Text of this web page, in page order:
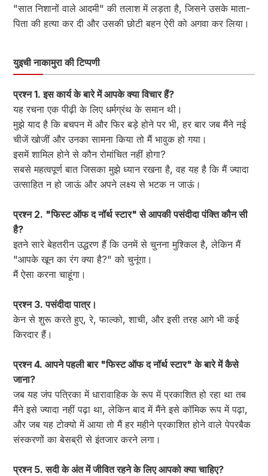
"सात निशानों वाले आदमी" की तलाश में लड़ता है, जिसने उसके माता-
पिता की हत्या कर दी और उसकी छोटी बहन ऐरी को अगवा कर लिया।
युइची नाकामुरा की टिप्पणी
प्रश्न 1. इस कार्य के बारे में आपके क्या विचार हैं?
यह रचना एक पीढ़ी के लिए धर्मग्रंथ के समान थी।
मुझे याद है कि बचपन में और फिर बड़े होने पर भी, हर बार जब मैंने नई
चीजें खोजीं और उनका सामना किया तो मैं भावुक हो गया।
इसमें शामिल होने से कौन रोमांचित नहीं होगा?
सबसे महत्वपूर्ण बात जिसका मुझे ध्यान रखना है, वह यह है कि मैं ज्यादा
उत्साहित न हो जाऊं और अपने लक्ष्य से भटक न जाऊं।
प्रश्न 2. "फिस्ट ऑफ द नॉर्थ स्टार" से आपकी पसंदीदा पंक्ति कौन सी
है?
इतने सारे बेहतरीन उद्धरण हैं कि उनमें से चुनना मुश्किल है, लेकिन मैं
"आपके खून का रंग क्या है?" को चुनूंगा।
मैं ऐसा करना चाहूंगा।
प्रश्न 3. पसंदीदा पात्र।
केन से शुरू करते हुए, रे, फाल्को, शाची, और इसी तरह आगे भी कई
किरदार हैं।
प्रश्न 4. आपने पहली बार "फिस्ट ऑफ द नॉर्थ स्टार" के बारे में कैसे
जाना?
जब यह जंप पत्रिका में धारावाहिक के रूप में प्रकाशित हो रहा था तब
मैंने इसे ज्यादा नहीं पढ़ा था, लेकिन बाद में मैंने इसे कॉमिक रूप में पढ़ा,
और जब यह टोक्यो में आया तो मैं हर महीने प्रकाशित होने वाले पेपरबैक
संस्करणों का बेसब्री से इंतजार करने लगा।
प्रश्न 5. सदी के अंत में जीवित रहने के लिए आपको क्या चाहिए?